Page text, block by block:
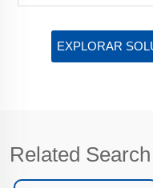
EXPLORAR
Related Search